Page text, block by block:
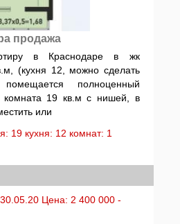
продажа
в Краснодаре в жк
(кухня 12, можно сделать
полноценный
комната 19 кв.м с нишей, в
или
19 кухня: 12 комнат: 1
Цена: 2 400 000 -